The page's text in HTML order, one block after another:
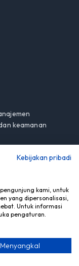
keamanan
Pemberitahuan
- Semua Hak
Kebijakan pribadi
kami, untuk
yang dipersonalisasi,
Untuk informasi
pengaturan.
Menyangkal